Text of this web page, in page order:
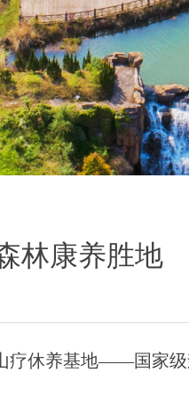
林康养胜地
疗休养基地——国家级